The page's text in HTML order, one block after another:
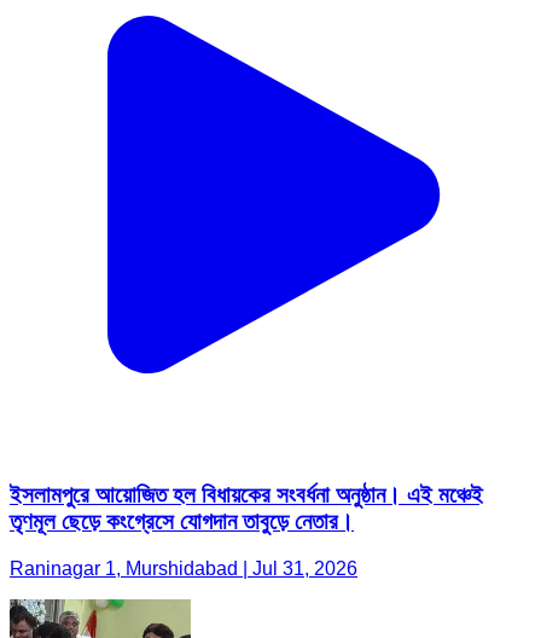
ইসলামপুরে আয়োজিত হল বিধায়কের সংবর্ধনা অনুষ্ঠান। এই মঞ্চেই
তৃণমূল ছেড়ে কংগ্রেসে যোগদান তাবুড়ে নেতার।
Raninagar 1, Murshidabad | Jul 31, 2026